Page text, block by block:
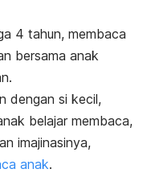
4 tahun, membaca
bersama anak
dengan si kecil,
belajar membaca,
imajinasinya,
anak.